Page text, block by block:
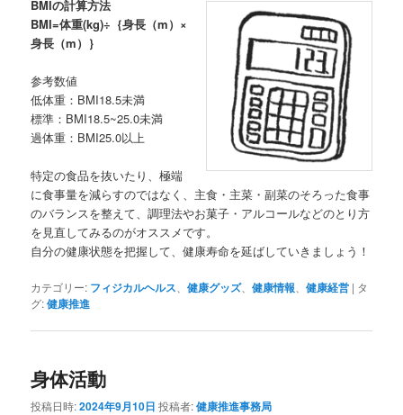
BMIの計算方法
BMI=体重(kg)÷｛身長（m）×
身長（m）｝
参考数値
低体重：BMI18.5未満
標準：BMI18.5~25.0未満
過体重：BMI25.0以上
特定の食品を抜いたり、極端
に食事量を減らすのではなく、主食・主菜・副菜のそろった食事
のバランスを整えて、調理法やお菓子・アルコールなどのとり方
を見直してみるのがオススメです。
自分の健康状態を把握して、健康寿命を延ばしていきましょう！
カテゴリー: フィジカルヘルス 、健康グッズ、健康情報 、健康経営 | タ
グ:健康推進
身体活動
投稿日時:2024年9月10日 投稿者:健康推進事務局